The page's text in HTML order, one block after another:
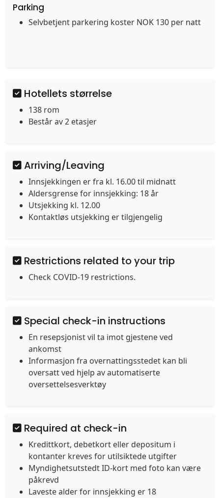
Parking
Selvbetjent parkering koster NOK 130 per natt
Hotellets størrelse
138 rom
Består av 2 etasjer
Arriving/Leaving
Innsjekkingen er fra kl. 16.00 til midnatt
Aldersgrense for innsjekking: 18 år
Utsjekking kl. 12.00
Kontaktløs utsjekking er tilgjengelig
Restrictions related to your trip
Check COVID-19 restrictions.
Special check-in instructions
En resepsjonist vil ta imot gjestene ved
ankomst
Informasjon fra overnattingsstedet kan bli
oversatt ved hjelp av automatiserte
oversettelsesverktøy
Required at check-in
Kredittkort, debetkort eller depositum i
kontanter kreves for utilsiktede utgifter
Myndighetsutstedt ID-kort med foto kan være
påkrevd
Laveste alder for innsjekking er 18